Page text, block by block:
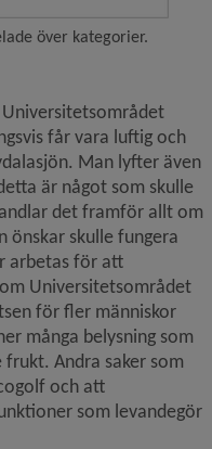
över kategorier.
får vara luftig och
Man lyfter även
är något som skulle
det framför allt om
önskar skulle fungera
arbetas för att
Universitetsområdet
för fler människor
många belysning som
Andra saker som
och att
som levandegör